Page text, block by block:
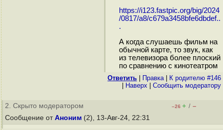
https://i123.fastpic.org/big/2024
/0817/a8/c679a3458bfe6dbdef..
.
А когда слушаешь фильм на
обычной карте, то звук, как
из телевизора более плоский
по сравнению с кинотеатром
Ответить Правка|
К родителю #146
Наверх Cообщить модератору
2. Скрыто модератором –26 + / –
Сообщение от Аноним (2), 13-Авг-24, 22:31